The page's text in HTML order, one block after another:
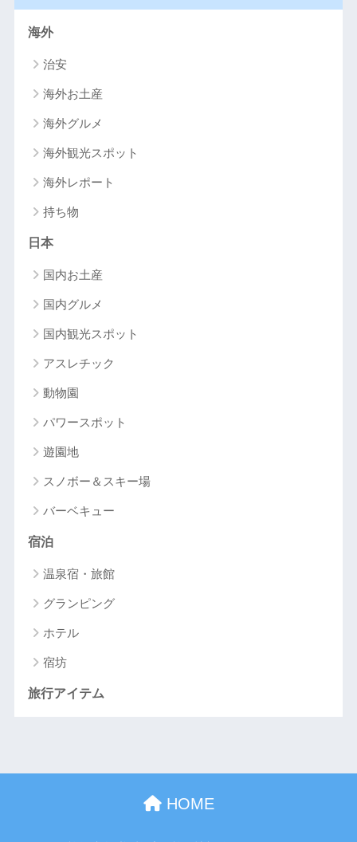
海外
治安
海外お土産
海外グルメ
海外観光スポット
海外レポート
持ち物
日本
国内お土産
国内グルメ
国内観光スポット
アスレチック
動物園
パワースポット
遊園地
スノボー＆スキー場
バーベキュー
宿泊
温泉宿・旅館
グランピング
ホテル
宿坊
旅行アイテム
HOME